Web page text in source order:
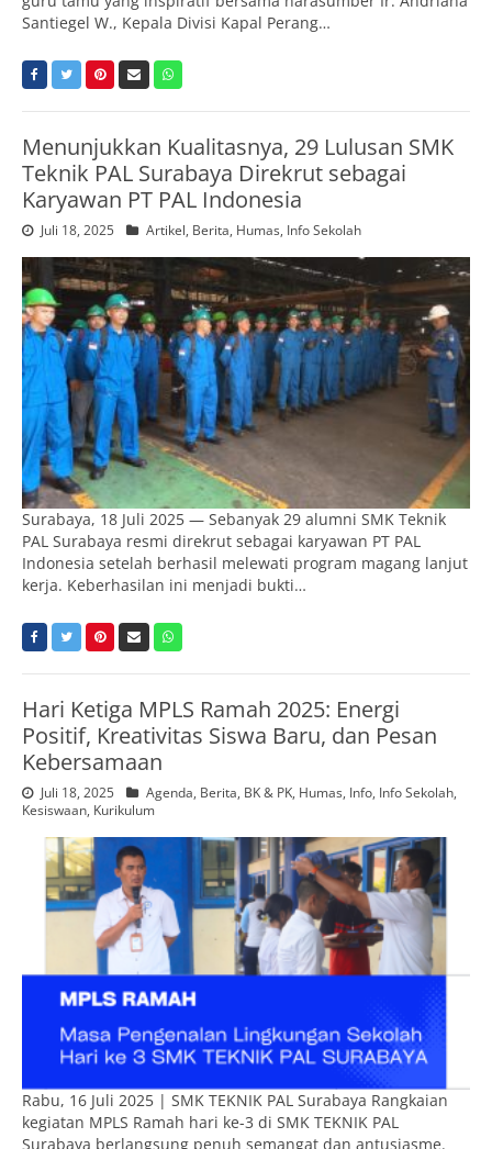
Santiegel W., Kepala Divisi Kapal Perang…
Menunjukkan Kualitasnya, 29 Lulusan SMK
Teknik PAL Surabaya Direkrut sebagai
Karyawan PT PAL Indonesia
Juli 18, 2025 Artikel, Berita, Humas, Info Sekolah
Surabaya, 18 Juli 2025 — Sebanyak 29 alumni SMK Teknik
PAL Surabaya resmi direkrut sebagai karyawan PT PAL
Indonesia setelah berhasil melewati program magang lanjut
kerja. Keberhasilan ini menjadi bukti…
Hari Ketiga MPLS Ramah 2025: Energi
Positif, Kreativitas Siswa Baru, dan Pesan
Kebersamaan
Juli 18, 2025 Agenda, Berita, BK & PK, Humas, Info, Info Sekolah,
Kesiswaan, Kurikulum
Rabu, 16 Juli 2025 | SMK TEKNIK PAL Surabaya Rangkaian
kegiatan MPLS Ramah hari ke-3 di SMK TEKNIK PAL
Surabaya berlangsung penuh semangat dan antusiasme.